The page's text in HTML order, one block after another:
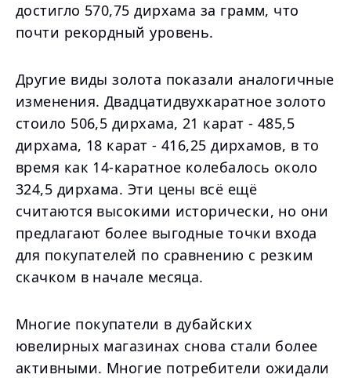
достигло 570,75 дирхама за грамм, что
почти рекордный уровень.
Другие виды золота показали аналогичные
изменения. Двадцатидвухкаратное золото
стоило 506,5 дирхама, 21 карат - 485,5
дирхама, 18 карат - 416,25 дирхамов, в то
время как 14-каратное колебалось около
324,5 дирхама. Эти цены всё ещё
считаются высокими исторически, но они
предлагают более выгодные точки входа
для покупателей по сравнению с резким
скачком в начале месяца.
Многие покупатели в дубайских
ювелирных магазинах снова стали более
активными. Многие потребители ожидали